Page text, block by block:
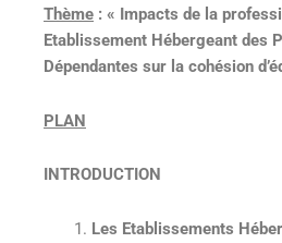
Thème : « I mpacts de la
Etablissement Hébergeant des
Dépendantes sur la cohésion
PLAN
INTRODUCTION
Les Etablissements